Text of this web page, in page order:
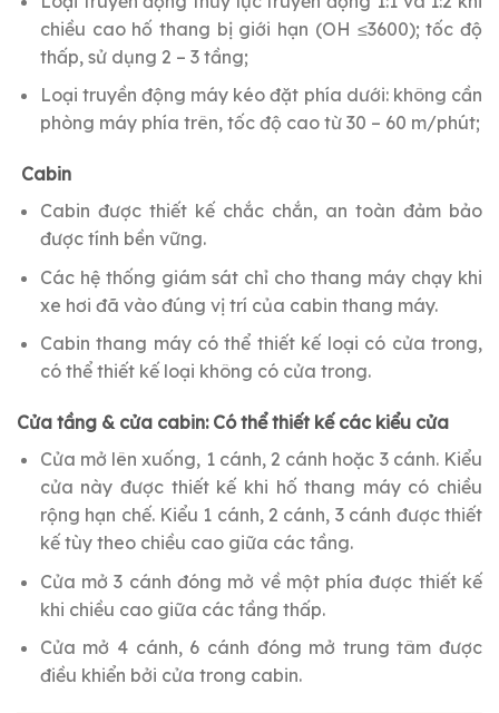
chiều cao hố thang bị giới hạn (OH ≤3600); tốc độ
thấp, sử dụng 2 – 3 tầng;
Loại truyền động máy kéo đặt phía dưới: không cần
phòng máy phía trên, tốc độ cao từ 30 – 60 m/phút;
Cabin
Cabin được thiết kế chắc chắn, an toàn đảm bảo
được tính bền vững.
Các hệ thống giám sát chỉ cho thang máy chạy khi
xe hơi đã vào đúng vị trí của cabin thang máy.
Cabin thang máy có thể thiết kế loại có cửa trong,
có thể thiết kế loại không có cửa trong.
Cửa tầng & cửa cabin: Có thể thiết kế các kiểu cửa
Cửa mở lên xuống, 1 cánh, 2 cánh hoặc 3 cánh. Kiểu
cửa này được thiết kế khi hố thang máy có chiều
rộng hạn chế. Kiểu 1 cánh, 2 cánh, 3 cánh được thiết
kế tùy theo chiều cao giữa các tầng.
Cửa mở 3 cánh đóng mở về một phía được thiết kế
khi chiều cao giữa các tầng thấp.
Cửa mở 4 cánh, 6 cánh đóng mở trung tâm được
điều khiển bởi cửa trong cabin.